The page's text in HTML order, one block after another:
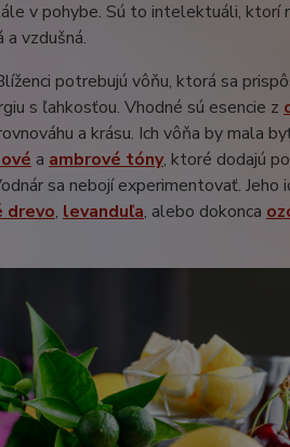
v pohybe. Sú to intelektuáli, ktorí
a vzdušná.
potrebujú vôňu, ktorá sa
s ľahkosťou. Vhodné sú esencie z
a krásu. Ich vôňa by mala
a ambrové tóny, ktoré dodajú
sa nebojí experimentovať.
drevo, levanduľa, alebo dokonca